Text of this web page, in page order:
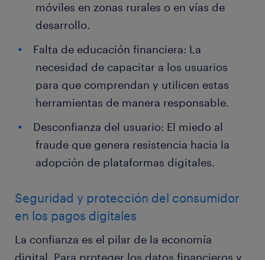
móviles en zonas rurales o en vías de
desarrollo.
Falta de educación financiera: La
necesidad de capacitar a los usuarios
para que comprendan y utilicen estas
herramientas de manera responsable.
Desconfianza del usuario: El miedo al
fraude que genera resistencia hacia la
adopción de plataformas digitales.
Seguridad y protección del consumidor
en los pagos digitales
La confianza es el pilar de la economía
digital. Para proteger los datos financieros y